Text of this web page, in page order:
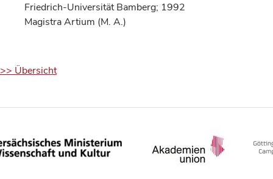
Friedrich-Universität Bamberg; 1992
Magistra Artium (M. A.)
>> Übersicht